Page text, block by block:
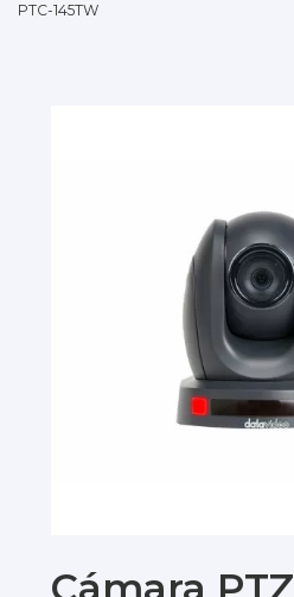
PTC-145TW
Cámara PTZ